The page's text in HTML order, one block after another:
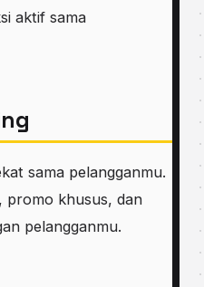
aktif sama
sama pelangganmu.
promo khusus, dan
pelangganmu.